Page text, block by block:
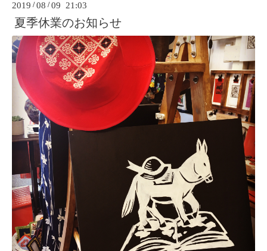
2019 /08 /09 21:03
夏季休業のお知らせ